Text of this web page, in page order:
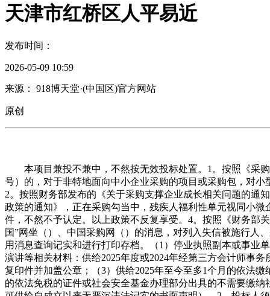
天津市红桥区人平易近
发布时间：
2026-05-09 10:59
来源： 918博天堂·(中国区)官方网站
原创
本项目兼投不兼中，不然按无效投标处置。1。按照《采购
号）的，对于非特地面向中小企业采购的项目或采购包，对
2。按照财务部发布的《关于采购支撑企业成长相关问题的通
政策的通知》，正在采购勾当中，残疾人福利性单元视同小
件，不然不予认定。以上政策不反复享受。4。按照《财务部
国”网坐（）、中国采购网（）的消息，对列入失信被施行人
用消息查询记实和进行打印存档。（1）停业执照副本或事业
演讲等相关材料：供给2025年度或2024年经第三方会计师事
复印件并加盖公章；（3）供给2025年至今至多1个月的依法
的依法免税的证件或社会安全基金办理部分出具的不需要缴